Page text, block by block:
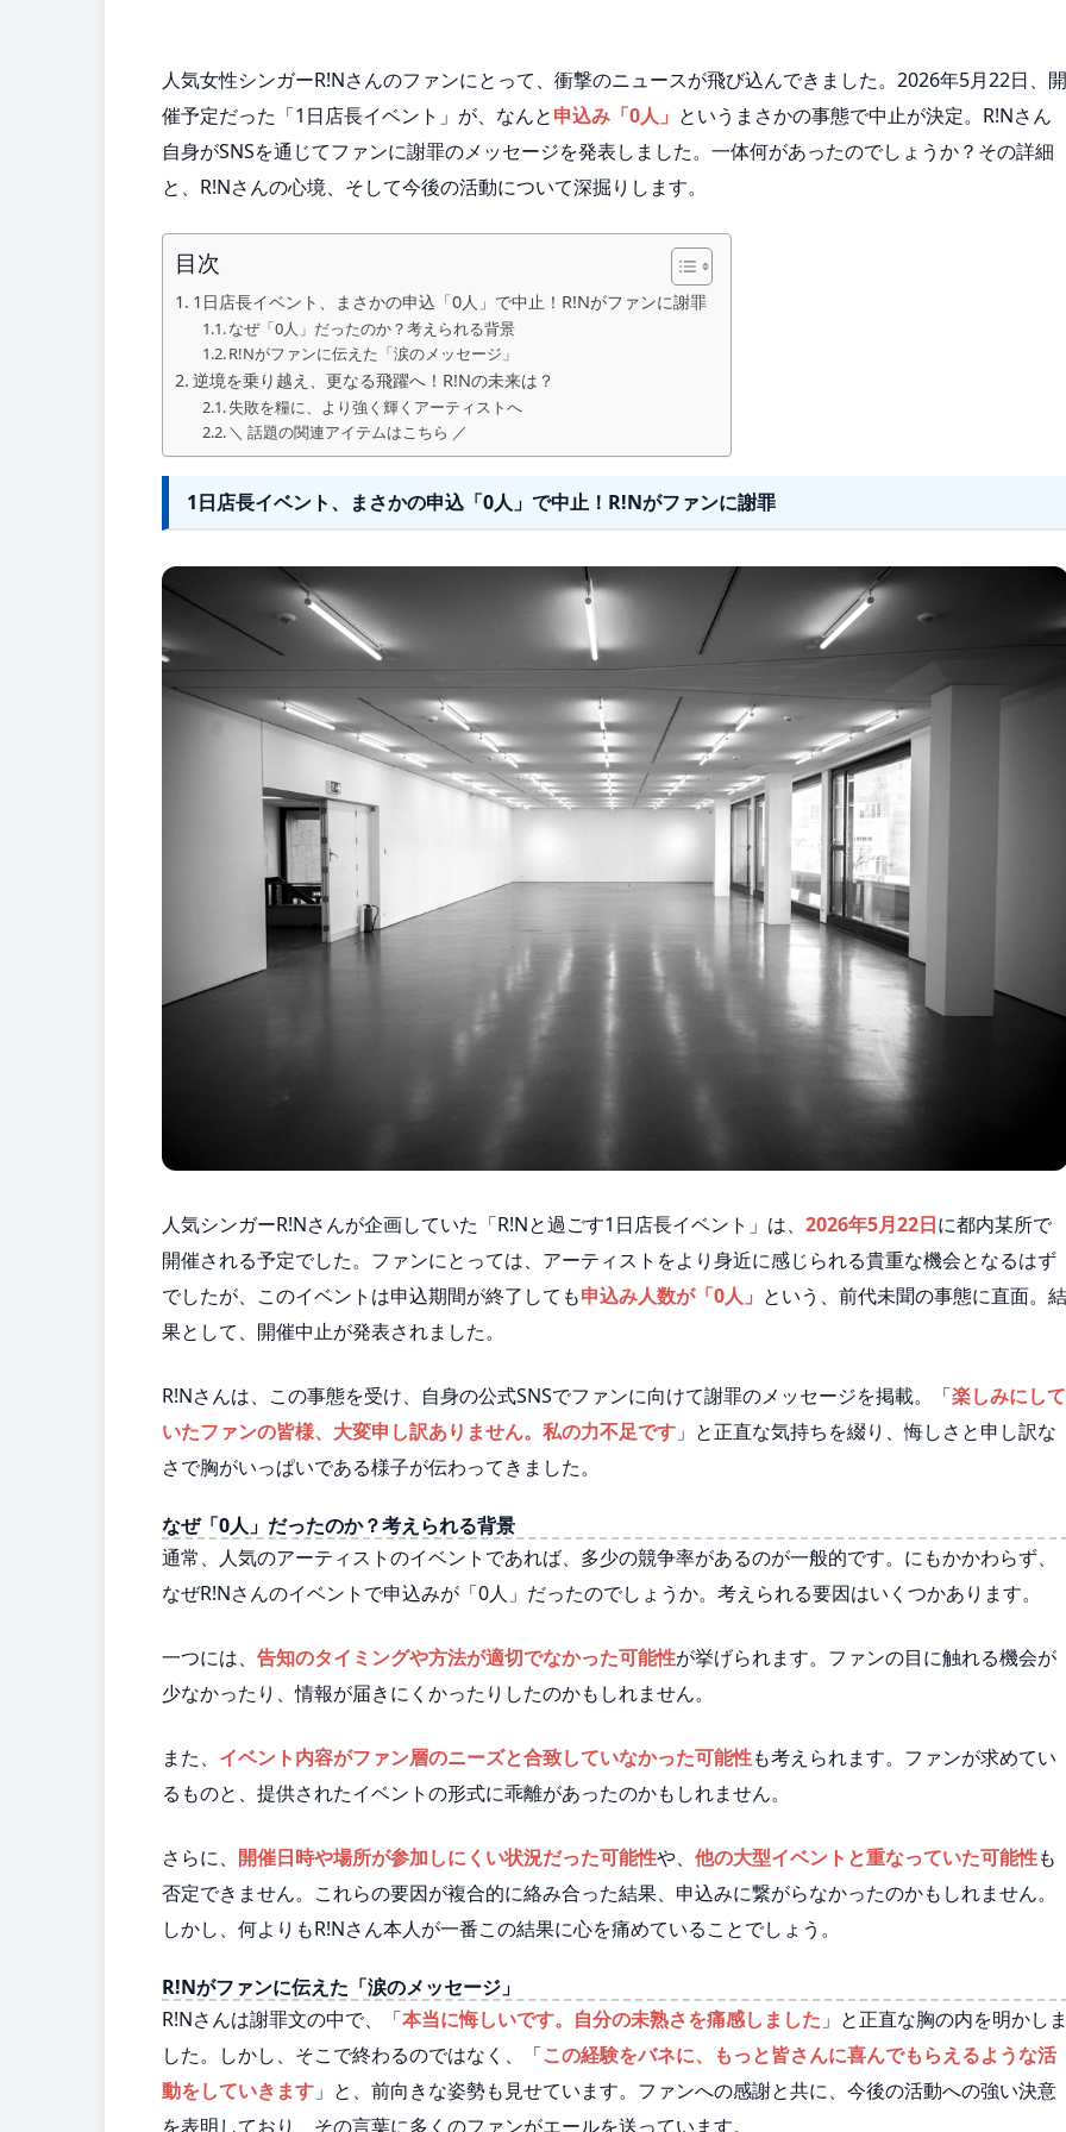
人気女性シンガーR!Nさんのファンにとって、衝撃のニュースが飛び込んできました。2026年5月22日、開
催予定だった「1日店長イベント」が、なんと申込み「0人」 というまさかの事態で中止が決定。R!Nさん
自身がSNSを通じてファンに謝罪のメッセージを発表しました。一体何があったのでしょうか？その詳細
と、R!Nさんの心境、そして今後の活動について深掘りします。
目次
1日店長イベント、まさかの申込「0人」で中止！R!Nがファンに謝罪
なぜ「0人」だったのか？考えられる背景
R!Nがファンに伝えた「涙のメッセージ」
逆境を乗り越え、更なる飛躍へ！R!Nの未来は？
失敗を糧に、より強く輝くアーティストへ
＼ 話題の関連アイテムはこちら ／
1日店長イベント、まさかの申込「0人」で中止！R!Nがファンに謝罪
人気シンガーR!Nさんが企画していた「R!Nと過ごす1日店長イベント」は、 2026年5月22日に都内某所で
開催される予定でした。ファンにとっては、アーティストをより身近に感じられる貴重な機会となるはず
でしたが、このイベントは申込期間が終了しても申込み人数が「0人」 という、前代未聞の事態に直面。結
果として、開催中止が発表されました。
R!Nさんは、この事態を受け、自身の公式SNSでファンに向けて謝罪のメッセージを掲載。「楽しみにして
いたファンの皆様、大変申し訳ありません。私の力不足です 」と正直な気持ちを綴り、悔しさと申し訳な
さで胸がいっぱいである様子が伝わってきました。
なぜ「0人」だったのか？考えられる背景
通常、人気のアーティストのイベントであれば、多少の競争率があるのが一般的です。にもかかわらず、
なぜR!Nさんのイベントで申込みが「0人」だったのでしょうか。考えられる要因はいくつかあります。
一つには、 告知のタイミングや方法が適切でなかった可能性が挙げられます。ファンの目に触れる機会が
少なかったり、情報が届きにくかったりしたのかもしれません。
また、 イベント内容がファン層のニーズと合致していなかった可能性も考えられます。ファンが求めてい
るものと、提供されたイベントの形式に乖離があったのかもしれません。
さらに、 開催日時や場所が参加しにくい状況だった可能性や、 他の大型イベントと重なっていた可能性も
否定できません。これらの要因が複合的に絡み合った結果、申込みに繋がらなかったのかもしれません。
しかし、何よりもR!Nさん本人が一番この結果に心を痛めていることでしょう。
R!Nがファンに伝えた「涙のメッセージ」
R!Nさんは謝罪文の中で、「本当に悔しいです。自分の未熟さを痛感しました 」と正直な胸の内を明かし
した。しかし、そこで終わるのではなく、「この経験をバネに、もっと皆さんに喜んでもらえるような活
動をしていきます 」と、前向きな姿勢も見せています。ファンへの感謝と共に、今後の活動への強い決意
を表明しており、その言葉に多くのファンがエールを送っています。